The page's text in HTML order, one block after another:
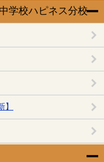
学校ハピネス分校